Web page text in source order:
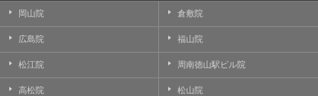
岡山院 倉敷院
広島院 福山院
松江院 周南徳山駅ビル院
高松院 松山院